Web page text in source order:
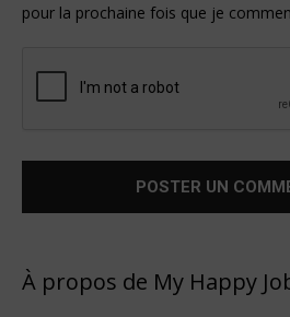
pour la prochaine fois que je
À propos de My Happy